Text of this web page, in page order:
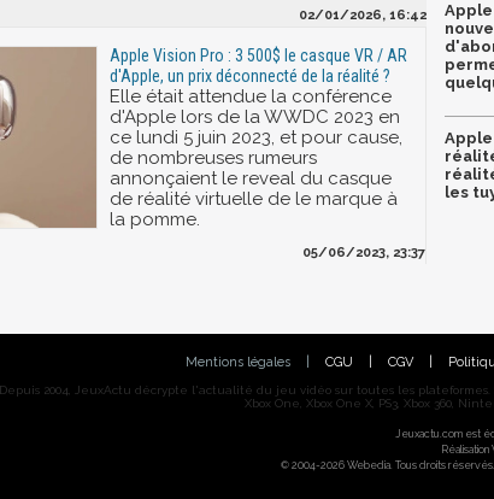
02/01/2026, 16:42
Apple Vision Pro : 3 500$ le casque VR / AR
d'Apple, un prix déconnecté de la réalité ?
Elle était attendue la conférence
d'Apple lors de la WWDC 2023 en
ce lundi 5 juin 2023, et pour cause,
de nombreuses rumeurs
annonçaient le reveal du casque
de réalité virtuelle de le marque à
la pomme.
05/06/2023, 23:37
Apple
les
Mentions légales CGU CGV
Depuis 2004, JeuxActu décrypte l'actualité du jeu vidéo sur toutes les plateformes.
Xbox One, Xbox One X, PS3, Xbox 360,
Jeuxactu.com est
Réalisation
© 2004-2026 Webedia. Tous droits